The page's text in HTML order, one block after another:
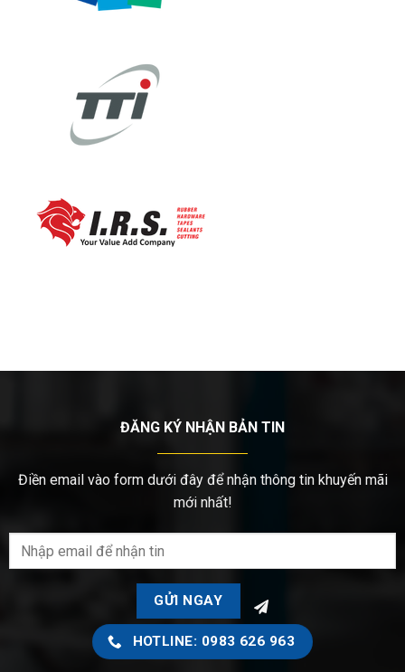
ĐĂNG KÝ NHẬN BẢN TIN
Điền email vào form dưới đây để nhận thông tin khuyến mãi
mới nhất!
HOTLINE: 0983 626 963